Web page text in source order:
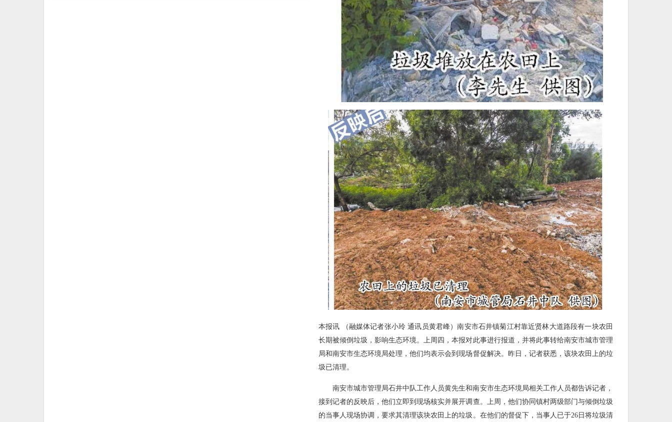
本报讯 （融媒体记者张小玲 通讯员黄君峰）南安市石井镇菊江村靠近贤林大道路段有一块农田
长期被倾倒垃圾，影响生态环境。上周四，本报对此事进行报道，并将此事转给南安市城市管理
局和南安市生态环境局处理，他们均表示会到现场督促解决。昨日，记者获悉，该块农田上的垃
圾已清理。
南安市城市管理局石井中队工作人员黄先生和南安市生态环境局相关工作人员都告诉记者，
接到记者的反映后，他们立即到现场核实并展开调查。上周，他们协同镇村两级部门与倾倒垃圾
的当事人现场协调，要求其清理该块农田上的垃圾。在他们的督促下，当事人已于26日将垃圾清